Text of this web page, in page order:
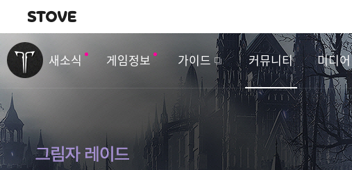
내비게이션
새소식 게임정보 가이드 커뮤니티 미디어
벤
트
&
업
데
이
트